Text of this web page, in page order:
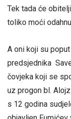
Tek tada će
toliko moći
A oni koji su
predsjednika
čovjeka koji se
uz progon bl.
s 12 godina